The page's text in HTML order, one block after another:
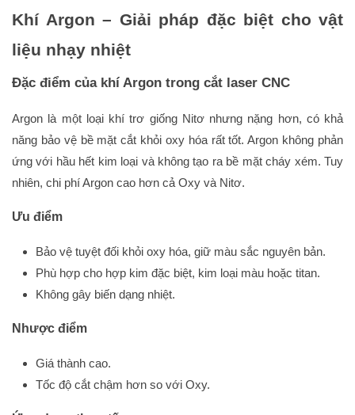
Khí Argon – Giải pháp đặc biệt cho vật
liệu nhạy nhiệt
Đặc điểm của khí Argon trong cắt laser CNC
Argon là một loại khí trơ giống Nitơ nhưng nặng hơn, có khả
năng bảo vệ bề mặt cắt khỏi oxy hóa rất tốt. Argon không phản
ứng với hầu hết kim loại và không tạo ra bề mặt cháy xém. Tuy
nhiên, chi phí Argon cao hơn cả Oxy và Nitơ.
Ưu điểm
Bảo vệ tuyệt đối khỏi oxy hóa, giữ màu sắc nguyên bản.
Phù hợp cho hợp kim đặc biệt, kim loại màu hoặc titan.
Không gây biến dạng nhiệt.
Nhược điểm
Giá thành cao.
Tốc độ cắt chậm hơn so với Oxy.